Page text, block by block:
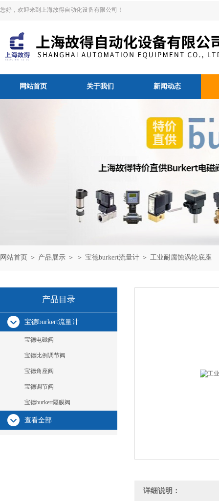
您好，欢迎来到上海故得自动化设备有限公司！
网站首页 关于我们 新闻动态
网站首页 ＞ 产品展示 ＞ ＞ 宝德burkert流量计 ＞ 工业耐腐蚀涡轮底座
产品目录
宝德burkert流量计
宝德电磁阀
宝德比例调节阀
宝德角座阀
宝德调节阀
宝德burkert隔膜阀
查看全部
详细说明：